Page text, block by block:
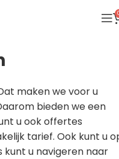
maken we voor u
bieden we een
u ook offertes
tarief. Ook kunt u
kunt u navigeren naar